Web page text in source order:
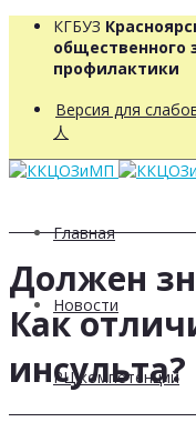
КГБУЗ
общественного
профилактики
Версия для
人
Главная
Новости
РЦ компетенций
Должен
Как
инсульта?